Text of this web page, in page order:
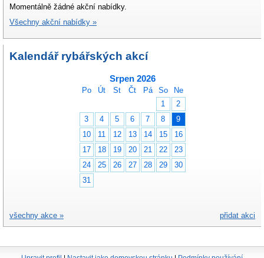
Momentálně žádné akční nabídky.
Všechny akční nabídky »
Kalendář rybářských akcí
Srpen 2026
Po Út St Čt Pá So
Ne
1
2
3
4 5 6 7 8
9
10
11 12 13 14 15
16
17
18 19 20 21 22
23
24
25 26 27 28 29
30
31
přidat akci
všechny akce »